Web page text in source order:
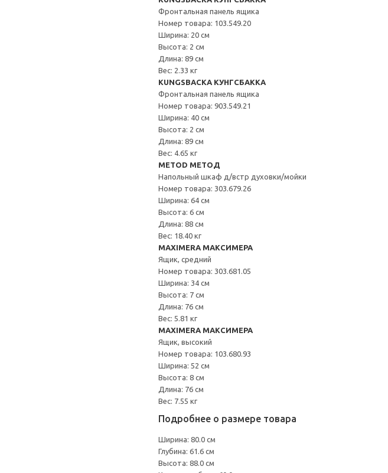
Фронтальная панель ящика
Номер товара: 103.549.20
Ширина: 20 см
Высота: 2 см
Длина: 89 см
Вес: 2.33 кг
KUNGSBACKA КУНГСБАККА
Фронтальная панель ящика
Номер товара: 903.549.21
Ширина: 40 см
Высота: 2 см
Длина: 89 см
Вес: 4.65 кг
METOD МЕТОД
Напольный шкаф д/встр духовки/мойки
Номер товара: 303.679.26
Ширина: 64 см
Высота: 6 см
Длина: 88 см
Вес: 18.40 кг
MAXIMERA МАКСИМЕРА
Ящик, средний
Номер товара: 303.681.05
Ширина: 34 см
Высота: 7 см
Длина: 76 см
Вес: 5.81 кг
MAXIMERA МАКСИМЕРА
Ящик, высокий
Номер товара: 103.680.93
Ширина: 52 см
Высота: 8 см
Длина: 76 см
Вес: 7.55 кг
Подробнее о размере товара
Ширина: 80.0 см
Глубина: 61.6 см
Высота: 88.0 см